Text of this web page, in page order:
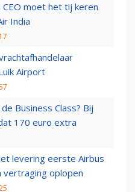
moet het tij keren
India
Airport
Business Class? Bij
170 euro extra
levering eerste Airbus
vertraging oplopen